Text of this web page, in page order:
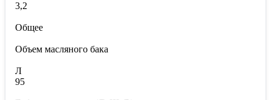
3,2
Общее
Объем масляного бака
Л
95